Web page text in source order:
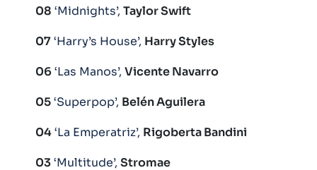
08 ‘Midnights’, Taylor Swift
07‘Harry’s House’, Harry Styles
06‘Las Manos’, Vicente Navarro
05‘Superpop’, Belén Aguilera
04‘La Emperatriz’, Rigoberta Bandini
03‘Multitude’, Stromae